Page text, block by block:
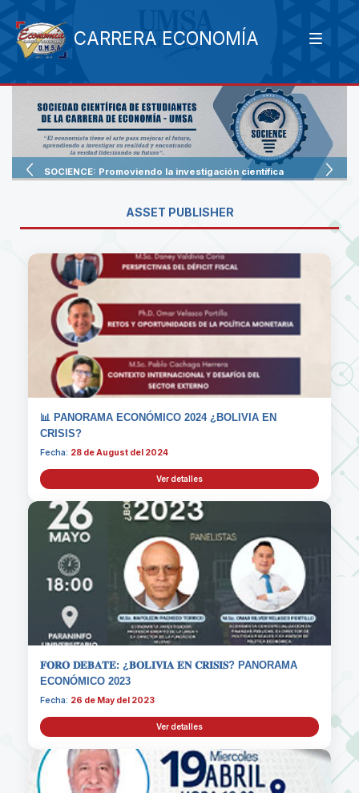
CARRERA ECONOMÍA
SOCIENCE: Promoviendo la investigación científica
ASSET PUBLISHER
📊 PANORAMA ECONÓMICO 2024 ¿BOLIVIA EN
CRISIS?
Fecha: 28 de August del 2024
Ver detalles
𝐅𝐎𝐑𝐎 𝐃𝐄𝐁𝐀𝐓𝐄: ¿𝐁𝐎𝐋𝐈𝐕𝐈𝐀 𝐄𝐍 𝐂𝐑𝐈𝐒𝐈𝐒? PANORAMA
ECONÓMICO 2023
Fecha: 26 de May del 2023
Ver detalles